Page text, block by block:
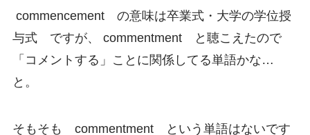
commencement の意味は卒業式・大学の学位授
与式 ですが、 commentment と聴こえたので
「コメントする」ことに関係してる単語かな…
と。
そもそも commentment という単語はないです